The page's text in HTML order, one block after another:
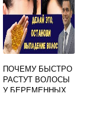
ПОЧЕМУ БЫСТРО
РАСТУТ ВОЛОСЫ
У БЕРЕМЕННЫХ